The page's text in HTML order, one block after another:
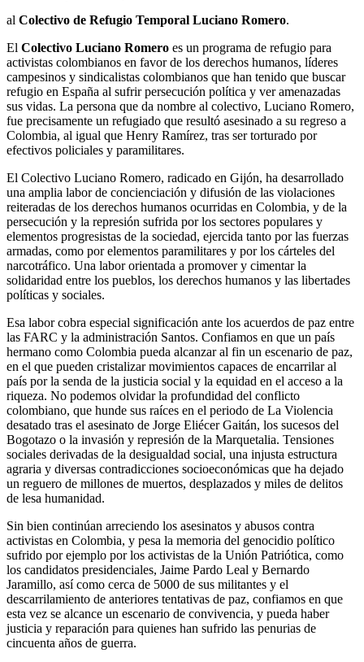
al Colectivo de Refugio Temporal Luciano Romero.
El Colectivo Luciano Romero es un programa de refugio para
activistas colombianos en favor de los derechos humanos, líderes
campesinos y sindicalistas colombianos que han tenido que buscar
refugio en España al sufrir persecución política y ver amenazadas
sus vidas. La persona que da nombre al colectivo, Luciano Romero,
fue precisamente un refugiado que resultó asesinado a su regreso a
Colombia, al igual que Henry Ramírez, tras ser torturado por
efectivos policiales y paramilitares.
El Colectivo Luciano Romero, radicado en Gijón, ha desarrollado
una amplia labor de concienciación y difusión de las violaciones
reiteradas de los derechos humanos ocurridas en Colombia, y de la
persecución y la represión sufrida por los sectores populares y
elementos progresistas de la sociedad, ejercida tanto por las fuerzas
armadas, como por elementos paramilitares y por los cárteles del
narcotráfico. Una labor orientada a promover y cimentar la
solidaridad entre los pueblos, los derechos humanos y las libertades
políticas y sociales.
Esa labor cobra especial significación ante los acuerdos de paz entre
las FARC y la administración Santos. Confiamos en que un país
hermano como Colombia pueda alcanzar al fin un escenario de paz,
en el que pueden cristalizar movimientos capaces de encarrilar al
país por la senda de la justicia social y la equidad en el acceso a la
riqueza. No podemos olvidar la profundidad del conflicto
colombiano, que hunde sus raíces en el periodo de La Violencia
desatado tras el asesinato de Jorge Eliécer Gaitán, los sucesos del
Bogotazo o la invasión y represión de la Marquetalia. Tensiones
sociales derivadas de la desigualdad social, una injusta estructura
agraria y diversas contradicciones socioeconómicas que ha dejado
un reguero de millones de muertos, desplazados y miles de delitos
de lesa humanidad.
Sin bien continúan arreciendo los asesinatos y abusos contra
activistas en Colombia, y pesa la memoria del genocidio político
sufrido por ejemplo por los activistas de la Unión Patriótica, como
los candidatos presidenciales, Jaime Pardo Leal y Bernardo
Jaramillo, así como cerca de 5000 de sus militantes y el
descarrilamiento de anteriores tentativas de paz, confiamos en que
esta vez se alcance un escenario de convivencia, y pueda haber
justicia y reparación para quienes han sufrido las penurias de
cincuenta años de guerra.